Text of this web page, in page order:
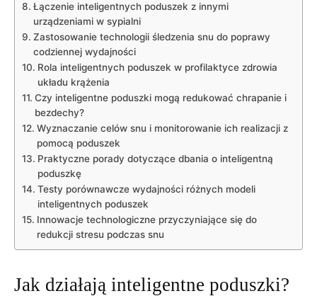
Łączenie inteligentnych poduszek z ⁣innymi‌
urządzeniami‌ w⁢ sypialni
Zastosowanie technologii śledzenia snu do⁢ poprawy
codziennej wydajności
Rola inteligentnych poduszek‌ w profilaktyce zdrowia‍
układu ‍krążenia
Czy inteligentne poduszki mogą redukować⁣ chrapanie i
bezdechy?
Wyznaczanie celów snu ⁤i monitorowanie ich realizacji z
pomocą poduszek
Praktyczne porady dotyczące dbania o ⁢inteligentną
poduszkę
Testy porównawcze wydajności różnych ​modeli
inteligentnych poduszek
Innowacje technologiczne⁤ przyczyniające się do
redukcji ​stresu podczas snu
Jak⁢ działają⁢ inteligentne poduszki?